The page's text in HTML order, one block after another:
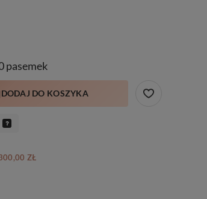
pasemek
DODAJ DO KOSZYKA
ZŁ